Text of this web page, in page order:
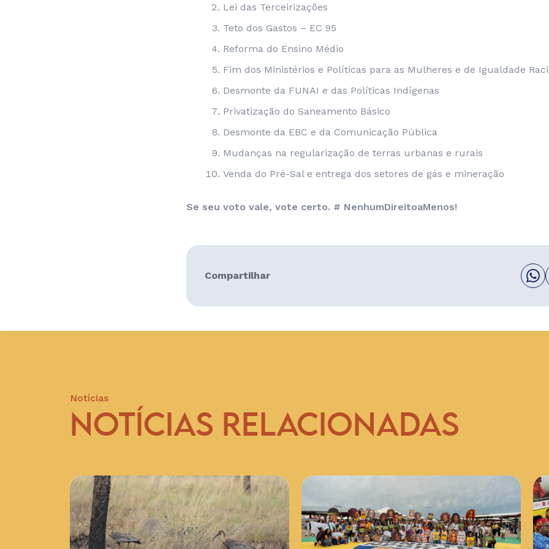
Lei das Terceirizações
Teto dos Gastos – EC 95
Reforma do Ensino Médio
Fim dos Ministérios e Políticas para as Mulheres e de Igualdade
Desmonte da FUNAI e das Políticas Indígenas
Privatização do Saneamento Básico
Desmonte da EBC e da Comunicação Pública
Mudanças na regularização de terras urbanas e rurais
Venda do Pré-Sal e entrega dos setores de gás e mineração
Se seu voto vale, vote certo. # NenhumDireitoaMenos!
Compartilhar
Notícias
NOTÍCIAS RELACIONADAS